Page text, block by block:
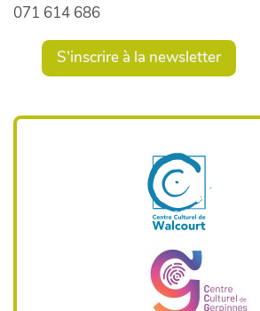
071 614 686
S'inscrire à la newsletter